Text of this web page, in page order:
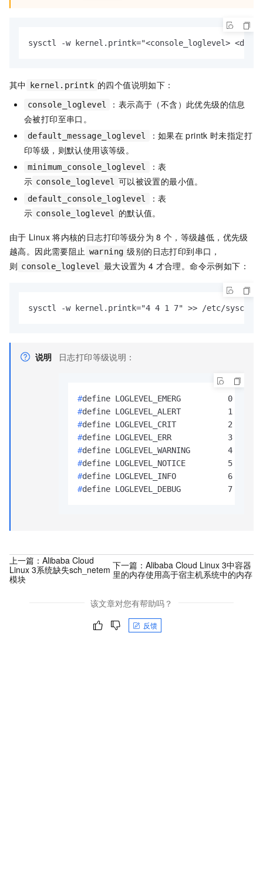
sysctl -w kernel.printk="<console_loglevel>
其中 kernel.printk 的四个值说明如下：
console_loglevel
：表示高于（不含）此优先级的信息
会被打印至串口。
default_message_loglevel ：如果在 printk 时未指定打
印等级，则默认使用该等级。
minimum_console_loglevel
：表
示 console_loglevel 可以被设置的最小值。
default_console_loglevel
：表
示 console_loglevel 的默认值。
由于 Linux 将内核的日志打印等级分为 8 个，等级越低，优先级
越高。因此需要阻止 warning 级别的日志打印到串口，
则 console_loglevel 最大设置为 4 才合理。命令示例如下：
sysctl -w kernel.printk="4 4 1 7" >> /etc/
说明 日志打印等级说明：
#
#
#
#
#
#
#
#
上一篇： Alibaba Cloud
Linux 3系统缺失sch_netem
模块
下一篇：Alibaba Cloud Linux 3中容器
里的内存使用高于宿主机系统中的内存
该文章对您有帮助吗？
反馈